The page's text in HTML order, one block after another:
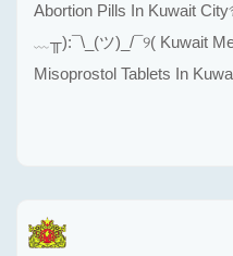
Abortion Pills In Kuwait
﹏╥):¯\_(ツ)_/¯୨( Kuwait
Misoprostol Tablets In